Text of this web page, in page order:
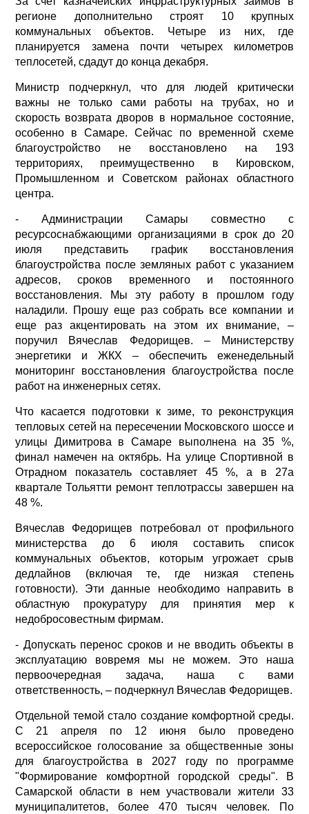
регионе дополнительно строят 10 крупных
коммунальных объектов. Четыре из них, где
планируется замена почти четырех километров
теплосетей, сдадут до конца декабря.
Министр подчеркнул, что для людей критически
важны не только сами работы на трубах, но и
скорость возврата дворов в нормальное состояние,
особенно в Самаре. Сейчас по временной схеме
благоустройство не восстановлено на 193
территориях, преимущественно в Кировском,
Промышленном и Советском районах областного
центра.
- Администрации Самары совместно с
ресурсоснабжающими организациями в срок до 20
июля представить график восстановления
благоустройства после земляных работ с указанием
адресов, сроков временного и постоянного
восстановления. Мы эту работу в прошлом году
наладили. Прошу еще раз собрать все компании и
еще раз акцентировать на этом их внимание, –
поручил Вячеслав Федорищев. – Министерству
энергетики и ЖКХ – обеспечить еженедельный
мониторинг восстановления благоустройства после
работ на инженерных сетях.
Что касается подготовки к зиме, то реконструкция
тепловых сетей на пересечении Московского шоссе и
улицы Димитрова в Самаре выполнена на 35 %,
финал намечен на октябрь. На улице Спортивной в
Отрадном показатель составляет 45 %, а в 27а
квартале Тольятти ремонт теплотрассы завершен на
48 %.
Вячеслав Федорищев потребовал от профильного
министерства до 6 июля составить список
коммунальных объектов, которым угрожает срыв
дедлайнов (включая те, где низкая степень
готовности). Эти данные необходимо направить в
областную прокуратуру для принятия мер к
недобросовестным фирмам.
- Допускать перенос сроков и не вводить объекты в
эксплуатацию вовремя мы не можем. Это наша
первоочередная задача, наша с вами
ответственность, – подчеркнул Вячеслав Федорищев.
Отдельной темой стало создание комфортной среды.
С 21 апреля по 12 июня было проведено
всероссийское голосование за общественные зоны
для благоустройства в 2027 году по программе
"Формирование комфортной городской среды". В
Самарской области в нем участвовали жители 33
муниципалитетов, более 470 тысяч человек. По